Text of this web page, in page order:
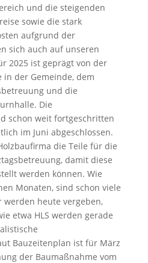
und die steigenden
sowie die stark
aufgrund der
sich auch auf unseren
2025 ist geprägt von der
der Gemeinde, dem
und die
Die
schon weit fortgeschritten
im Juni abgeschlossen.
die Teile für die
damit diese
werden können. Wie
Monaten, sind schon viele
werden heute vergeben,
etwa HLS werden gerade
Bauzeitenplan ist für März
der Baumaßnahme vom